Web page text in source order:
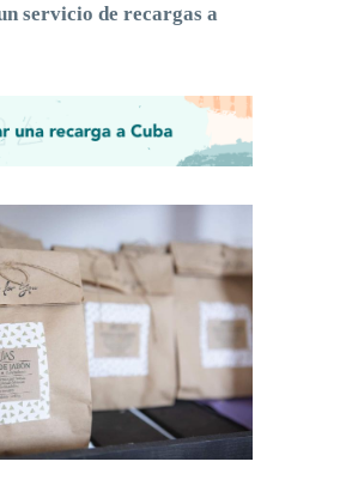
servicio de recargas a